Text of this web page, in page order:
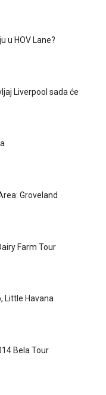
u HOV Lane?
Liverpool sada će
Groveland
Farm Tour
Little Havana
Bela Tour